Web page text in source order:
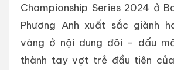
Championship Series 2024 ở
Phương Anh xuất sắc giành
vàng ở nội dung đôi – dấu
thành tay vợt trẻ đầu tiên